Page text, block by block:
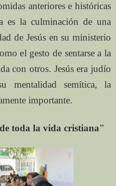
anteriores e históricas
es la culminación de una
de Jesús en su ministerio
el gesto de sentarse a la
con otros. Jesús era judío
mentalidad semítica, la
importante.
toda la vida cristiana"